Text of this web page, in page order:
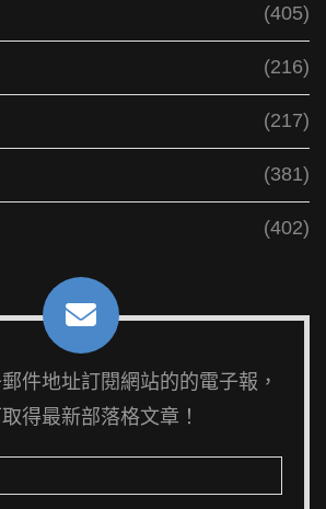
(405)
(216)
(217)
(381)
(402)
件地址訂閱網站的的電子報，
得最新部落格文章！